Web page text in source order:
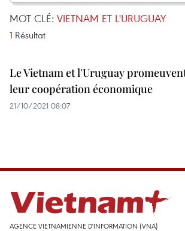
MOT CLÉ: VIETNAM ET L'URUGUAY
1 Résultat
Le Vietnam et l'Uruguay
leur coopération économique
21/10/2021 08:07
AGENCE VIETNAMIENNE D'INFORMATION (VNA)